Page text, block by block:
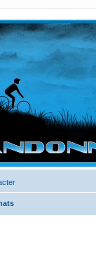
de Bretagne . Bonne